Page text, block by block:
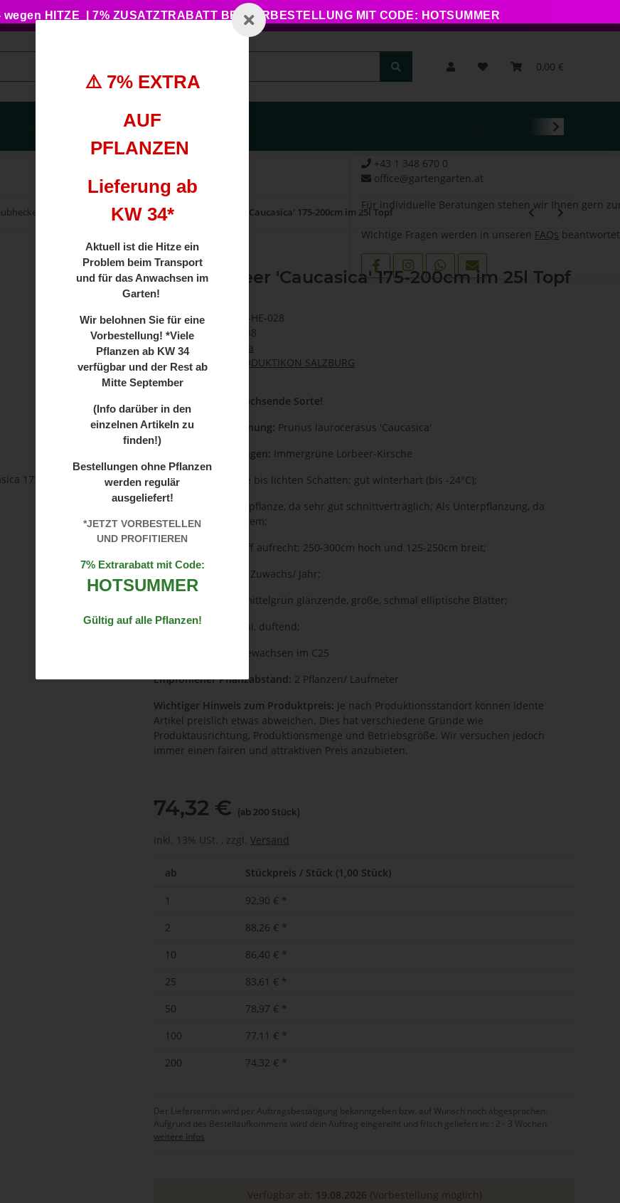
HITZE | 7% ZUSATZTRABATT BEI VORBESTELLUNG MIT CODE: HOTSUMMER
⚠️ 7% EXTRA
AUF
PFLANZEN
Lieferung ab
KW 34*
Aktuell ist die Hitze ein
Problem beim Transport
und für das Anwachsen im
Garten!
Wir belohnen Sie für eine
Vorbestellung! *Viele
Pflanzen ab KW 34
verfügbar und der Rest ab
Mitte September
(Info darüber in den
einzelnen Artikeln zu
finden!)
Bestellungen ohne Pflanzen
werden regulär
ausgeliefert!
*JETZT VORBESTELLEN
UND PROFITIEREN
7% Extrarabatt mit Code:
HOTSUMMER
Gültig auf alle Pflanzen!
0,00 €
Haus, Garten, Balkon Kontakt
+43 1 348 670 0
office@gartengarten.at
Für individuelle Beratungen stehen wir Ihnen gern
Wichtige Fragen werden in unseren FAQs
Kirschlorbeer Caucasica Kirschlorbeer 'Caucasica' 175-200cm im 25l Topf
Kirschlorbeer 'Caucasica' 175-200cm im 25l Topf
Artikelnummer:
MP-HE-028
GTIN: 0640813439088
Kategorie:
Caucasica
Herkunft:
PRODUKTIKON SALZBURG
Robuste, schnell wachsende Sorte!
Botanische Bezeichnung: Prunus laurocerasus 'Caucasica'
Weitere Bezeichnungen: Immergrüne Lorbeer-Kirsche
Standort:
Für Sonne bis lichten Schatten; gut winterhart (bis -24°C);
Einsatz:
Als Heckenpflanze, da sehr gut schnittverträglich; Als Unterpflanzung, da
kräftiges Wurzelsystem;
Kräftig, straff aufrecht; 250-300cm hoch und 125-250cm breit;
20-40 cm Zuwachs/ Jahr;
Immergrün; mittelgrün glänzende, große, schmal elliptische Blätter;
Blüte:Weiß, Mai-Juni, duftend;
Topfgewachsen im C25
Empfohlener Pflanzabstand: 2 Pflanzen/ Laufmeter
Wichtiger Hinweis zum Produktpreis: Je nach Produktionsstandort können idente
Artikel preislich etwas abweichen. Dies hat verschiedene Gründe wie
Produktausrichtung, Produktionsmenge und Betriebsgröße. Wir versuchen jedoch
immer einen fairen und attraktiven Preis anzubieten.
74,32 € (ab 200 Stück)
inkl. 13% USt. , zzgl. Versand
ab Stückpreis / Stück (1,00 Stück)
1 92,90 € *
2
88,26 € *
10
86,40 € *
25
83,61 € *
50
78,97 € *
100
77,11 € *
200
74,32 € *
Der Liefertermin wird per Auftragsbestätigung bekanntgeben bzw. auf Wunsch noch abgesprochen.
Aufgrund des Bestellaufkommens wird dein Auftrag eingereiht und frisch geliefert in: : 2 - 3 Wochen
weitere Infos
Verfügbar ab: 19.08.2026 (Vorbestellung möglich)